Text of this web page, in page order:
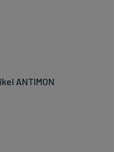
ANTIMON